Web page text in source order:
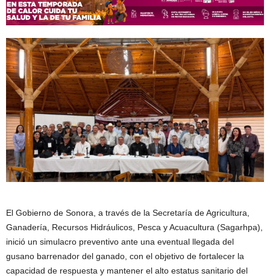
El Gobierno de Sonora, a través de la Secretaría de Agricultura,
Ganadería, Recursos Hidráulicos, Pesca y Acuacultura (Sagarhpa),
inició un simulacro preventivo ante una eventual llegada del
gusano barrenador del ganado, con el objetivo de fortalecer la
capacidad de respuesta y mantener el alto estatus sanitario del